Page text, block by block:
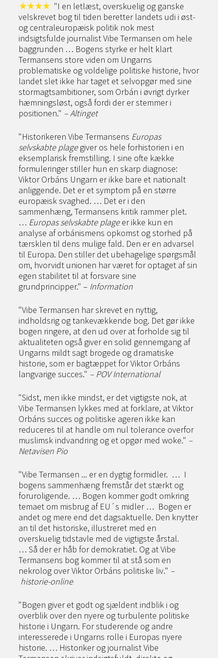
"I en letlæst, overskuelig og ganske
velskrevet bog til tiden beretter landets udi i øst-
og centraleuropæisk politik nok mest
indsigtsfulde journalist Vibe Termansen om hele
baggrunden … Bogens styrke er helt klart
Termansens store viden om Ungarns
problematiske og voldelige politiske historie, hvor
landet slet ikke har taget et selvopgør med sine
stormagtsambitioner, som Orbán i øvrigt dyrker
hæmningsløst, også fordi der er stemmer i
positionen." – Altinget
"Historikeren Vibe Termansens Europas
selvskabte plagegiver os hele forhistorien i en
eksemplarisk fremstilling. I sine ofte kække
formuleringer stiller hun en skarp diagnose:
Viktor Orbáns Ungarn er ikke bare et nationalt
anliggende. Det er et symptom på en større
europæisk svaghed. … Det er i den
sammenhæng, Termansens kritik rammer plet.
… Europas selvskabte plageer ikke kun en
analyse af orbánismens opkomst og storhed på
tærsklen til dens mulige fald. Den er en advarsel
til Europa. Den stiller det ubehagelige spørgsmål
om, hvorvidt unionen har været for optaget af sin
egen stabilitet til at forsvare sine
grundprincipper." – Information
"Vibe Termansen har skrevet en nyttig,
indholdsrig og tankevækkende bog. Det gør ikke
bogen ringere, at den ud over at forholde sig til
aktualiteten også giver en solid gennemgang af
Ungarns mildt sagt brogede og dramatiske
historie, som er bagtæppet for Viktor Orbáns
langvarige succes." – POV International
"Sidst, men ikke mindst, er det vigtigste nok, at
Vibe Termansen lykkes med at forklare, at Viktor
Orbáns succes og politiske ageren ikke kan
reduceres til at handle om nul tolerance overfor
muslimsk indvandring og et opgør med woke." –
Netavisen Pio
"Vibe Termansen ... er en dygtig formidler. … I
bogens sammenhæng fremstår det stærkt og
foruroligende. … Bogen kommer godt omkring
temaet om misbrug af EU´s midler … Bogen er
andet og mere end det dagsaktuelle. Den knytter
an til det historiske, illustreret med en
overskuelig tidstavle med de vigtigste årstal.
… Så der er håb for demokratiet. Og at Vibe
Termansens bog kommer til at stå som en
nekrolog over Viktor Orbáns politiske liv." –
historie-online
"Bogen giver et godt og sjældent indblik i og
overblik over den nyere og turbulente politiske
historie i Ungarn. For studerende og andre
interesserede i Ungarns rolle i Europas nyere
historie. … Historiker og journalist Vibe